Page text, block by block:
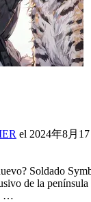
el 2024年8月17
Soldado
de la península
…